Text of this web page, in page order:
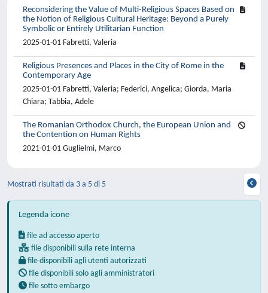
Reconsidering the Value of Multi-Religious Spaces Based on
the Notion of Religious Cultural Heritage: Beyond a Purely
Symbolic or Entirely Utilitarian Function
2025-01-01 Fabretti, Valeria
Religious Presences and Places in the City of Rome in the
Contemporary Age
2025-01-01 Fabretti, Valeria; Federici, Angelica; Giorda, Maria
Chiara; Tabbia, Adele
The Romanian Orthodox Church, the European Union and
the Contention on Human Rights
2021-01-01 Guglielmi, Marco
Mostrati risultati da 3 a 5 di 5
Legenda icone
file ad accesso aperto
file disponibili sulla rete interna
file disponibili agli utenti autorizzati
file disponibili solo agli amministratori
file sotto embargo